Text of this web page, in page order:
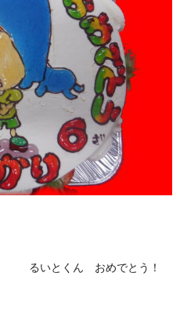
るいとくん おめでとう！